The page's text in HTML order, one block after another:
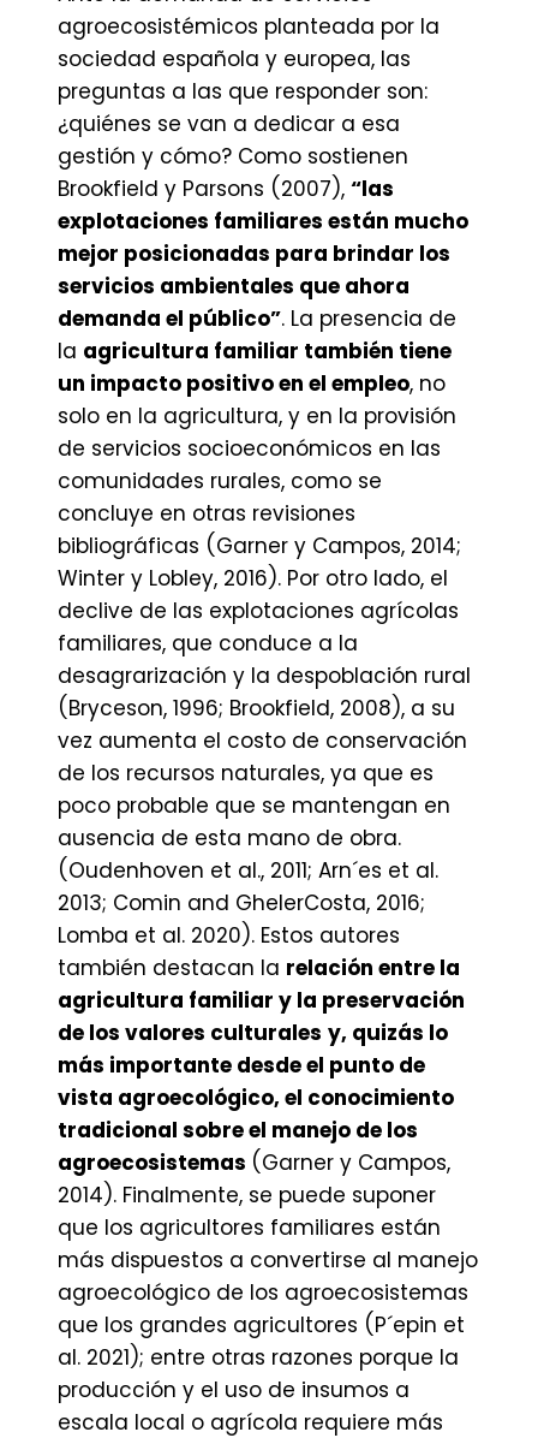
agroecosistémicos planteada por la
sociedad española y europea, las
preguntas a las que responder son:
¿quiénes se van a dedicar a esa
gestión y cómo? Como sostienen
Brookfield y Parsons (2007), “las
explotaciones familiares están mucho
mejor posicionadas para brindar los
servicios ambientales que ahora
demanda el público”. La presencia de
la agricultura familiar también tiene
un impacto positivo en el empleo, no
solo en la agricultura, y en la provisión
de servicios socioeconómicos en las
comunidades rurales, como se
concluye en otras revisiones
bibliográficas (Garner y Campos, 2014;
Winter y Lobley, 2016). Por otro lado, el
declive de las explotaciones agrícolas
familiares, que conduce a la
desagrarización y la despoblación rural
(Bryceson, 1996; Brookfield, 2008), a su
vez aumenta el costo de conservación
de los recursos naturales, ya que es
poco probable que se mantengan en
ausencia de esta mano de obra.
(Oudenhoven et al., 2011; Arn´es et al.
2013; Comin and GhelerCosta, 2016;
Lomba et al. 2020). Estos autores
también destacan la relación entre la
agricultura familiar y la preservación
de los valores culturales y, quizás lo
más importante desde el punto de
vista agroecológico, el conocimiento
tradicional sobre el manejo de los
agroecosistemas (Garner y Campos,
2014). Finalmente, se puede suponer
que los agricultores familiares están
más dispuestos a convertirse al manejo
agroecológico de los agroecosistemas
que los grandes agricultores (P´epin et
al. 2021); entre otras razones porque la
producción y el uso de insumos a
escala local o agrícola requiere más